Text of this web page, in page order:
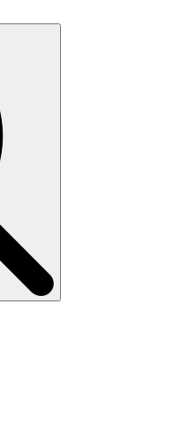
Rechercher